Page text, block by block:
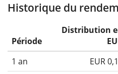
Historique du
Période
Distribution
1 an
EUR